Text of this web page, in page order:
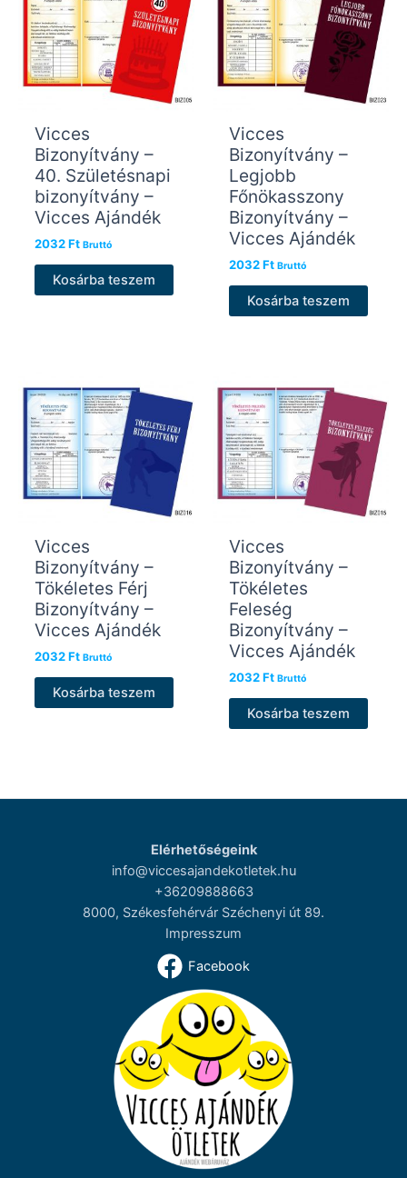
Vicces
Bizonyítvány –
40. Születésnapi
bizonyítvány –
Vicces Ajándék
2032Ft Bruttó
Kosárba teszem
Vicces
Bizonyítvány –
Legjobb
Főnökasszony
Bizonyítvány –
Vicces Ajándék
2032Ft Bruttó
Kosárba teszem
Vicces
Bizonyítvány –
Tökéletes Férj
Bizonyítvány –
Vicces Ajándék
2032Ft Bruttó
Kosárba teszem
Vicces
Bizonyítvány –
Tökéletes
Feleség
Bizonyítvány –
Vicces Ajándék
2032Ft Bruttó
Kosárba teszem
Elérhetőségeink
info@viccesajandekotletek.hu
+36209888663
8000, Székesfehérvár Széchenyi út 89.
Impresszum
Facebook